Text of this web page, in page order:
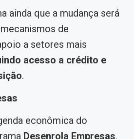
ainda que a mudança será
de
a setores mais
acesso a crédito e
.
econômica do
Desenrola Empresas,